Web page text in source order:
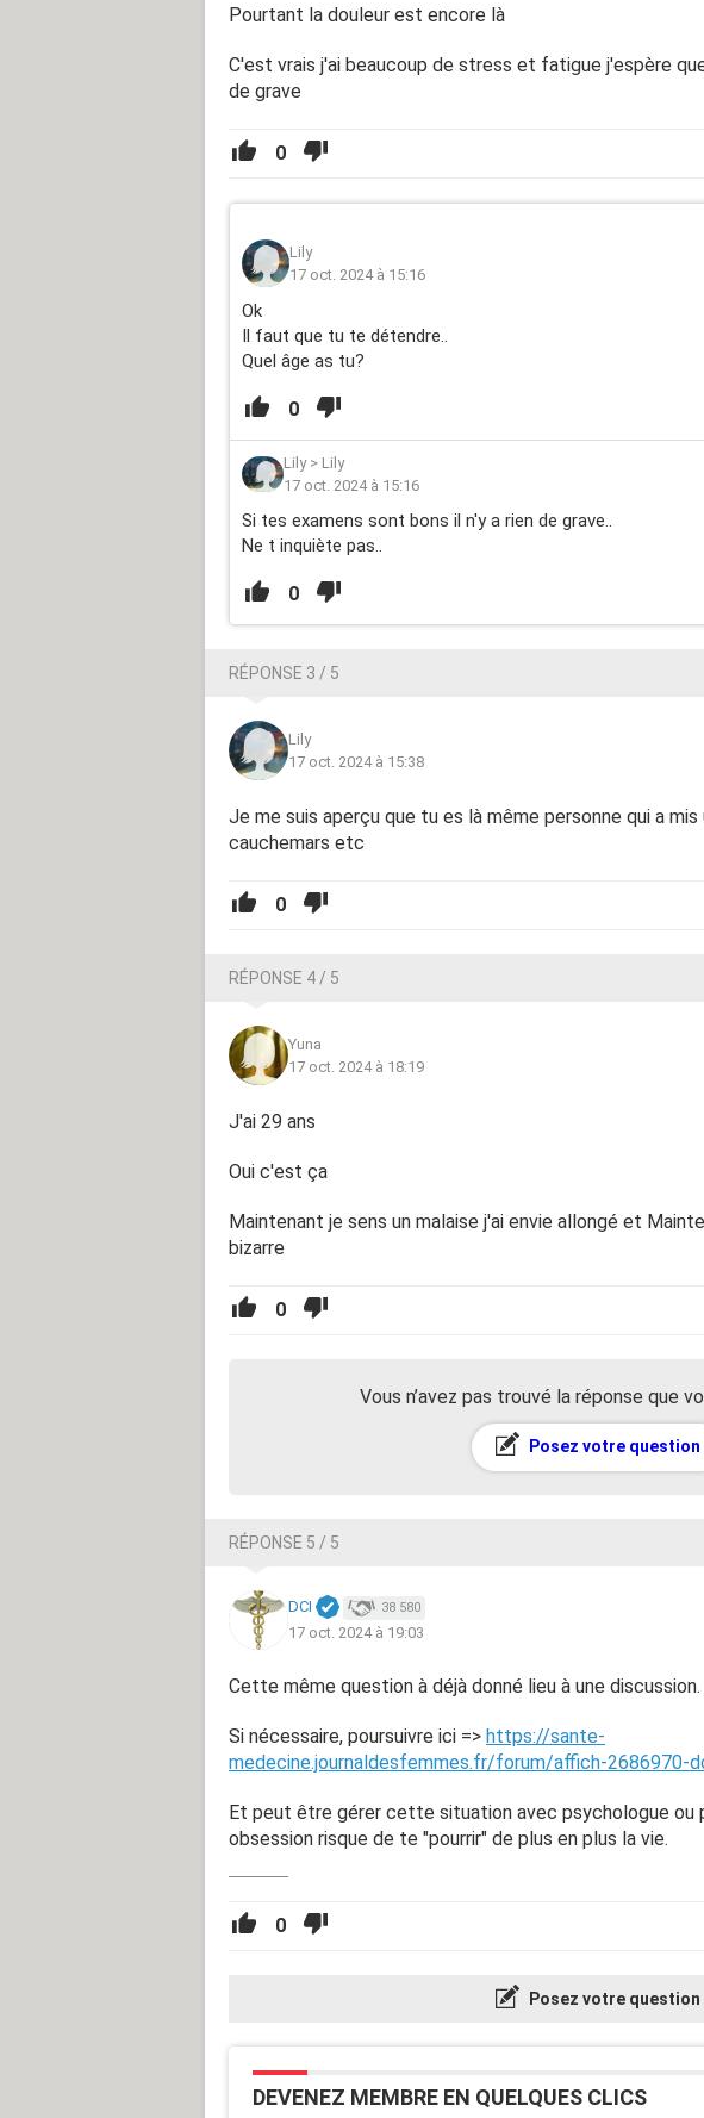
Pourtant la douleur est encore là
C'est vrais j'ai beaucoup de stress et fatigue j'espère
de grave
0
Lily
17 oct. 2024 à 15:16
Ok
Il faut que tu te détendre..
Quel âge as tu?
0
Lily> Lily
17 oct. 2024 à 15:16
Si tes examens sont bons il n'y a rien de grave..
Ne t inquiète pas..
0
RÉPONSE 3 / 5
Lily
17 oct. 2024 à 15:38
Je me suis aperçu que tu es là même personne qui a
cauchemars etc
0
RÉPONSE 4 / 5
Yuna
17 oct. 2024 à 18:19
J'ai 29 ans
Oui c'est ça
Maintenant je sens un malaise j'ai envie allongé et
bizarre
0
Vous n’avez pas trouvé la réponse que
Posez votre question
RÉPONSE 5 / 5
DCI 38 580
17 oct. 2024 à 19:03
Cette même question à déjà donné lieu à une discussion.
Si nécessaire, poursuivre ici => https://sante-
medecine.journaldesfemmes.fr/forum/affich-2686970-
Et peut être gérer cette situation avec psychologue
obsession risque de te "pourrir" de plus en plus la vie.
0
Posez votre question
DEVENEZ MEMBRE EN QUELQUES CLICS